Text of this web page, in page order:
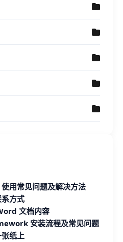
使用常见问题及解决方法
方式
文档内容
安装流程及常见问题
纸上